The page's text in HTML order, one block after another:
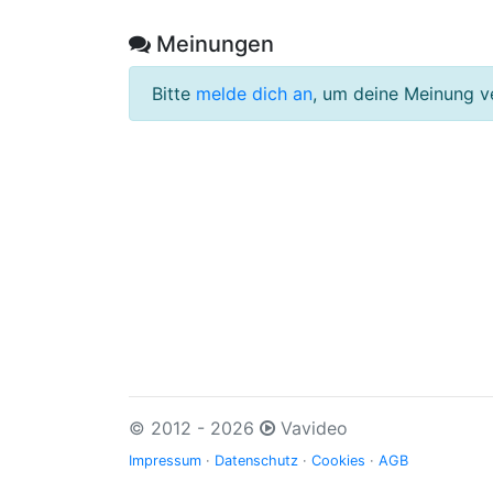
Meinungen
Bitte melde dich an, um deine Meinung
© 2012 - 2026 Vavideo
Impressum · Datenschutz · Cookies · AGB